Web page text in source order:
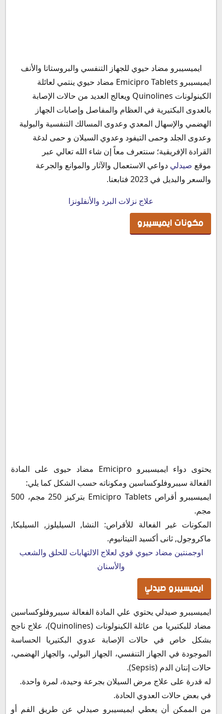
مكونات ايميسيبرو
ايميسيبرو صيدلي
دواعي استعمال ايميسيبرو
الآثار الجانبية لدواء ايميسيبرو
موانع استعمال دواء ايميسيبرو
التداخلات الدوائية مع دواء ايميسيبرو
ايميسيبرو للبروستاتا
ايميسيبرو للتيفود
ايميسيبرو للأسنان
ايميسيبرو للحامل
ايميسيبرو والرضاعة
ايميسيبرو لمرضي السكر
ايميسيبرو مضاد حيوي للجهاز التنفسي والبروستاتا والأنف
ايميسيبرو Emicipro Tablets مضاد حيوي ينتمي لعائلة
الكينولونات Quinolines ويعالج العديد من حالات الإصابة
بالعدوى البكتيرية في العظام والمفاصل وإصابات الجهاز
الهضمي والإسهال المعدي وعدوى المسالك التنفسية والبولية
وعدوى الجلد وحمى التيفود وعدوي السيلان و حمى لدغة
القرادة الإفريقية؛ سنتعرف معاً إن شاء الله تعالي عبر
موقع صيدلي دواعي الاستعمال والآثار والموانع والجرعة
والسعر والبديل في 2023 فتابعنا.
علاج نزلات البرد والأنفلونزا
مكونات ايميسيبرو
يحتوى دواء ايميسيبرو Emicipro مضاد حيوى على المادة
الفعالة سيبروفلوكساسين ومكوناته حسب الشكل كما يلي:
ايميسيبرو أقراص Emicipro Tablets بتركيز 250 مجم، 500
مجم.
المكونات غير الفعالة للأقراص: النشا, السيليلوز, السيليكا,
ماكروجول, ثانى أكسيد التيتانيوم.
اوجمنتين مضاد حيوي قوي لعلاج الالتهابات للحلق والشعب
والأسنان
ايميسيبرو صيدلي
ايميسيبرو صيدلي يحتوي علي المادة الفعالة سيبروفلوكساسين
مضاد للبكتيريا من عائلة الكينولونات (Quinolines)، علاج ناجح
بشكل خاص في حالات الإصابة عدوي البكتيريا الحساسة
الموجودة في الجهاز التنفسي، الجهاز البولي، والجهاز الهضمي،
حالات إنتان الدم (Sepsis).
له قدرة على علاج مرض السيلان بجرعة وحيدة، لمرة واحدة.
في بعض حالات العدوي الحادة.
من الممكن أن يعطي ايميسيبرو صيدلي عن طريق الفم أو